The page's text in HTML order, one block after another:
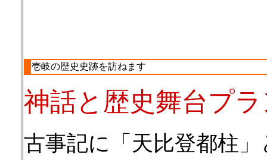
壱岐の歴史史跡を訪ねます
神話と歴史舞台プ
古事記に「天比登都柱